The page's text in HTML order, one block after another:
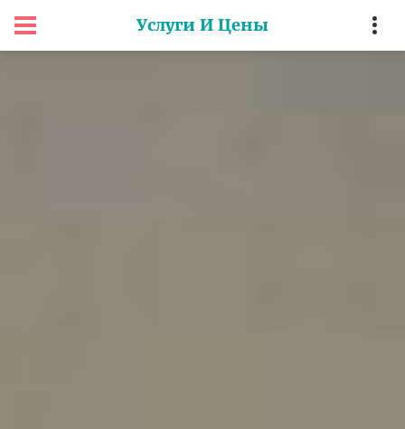
Услуги И Цены